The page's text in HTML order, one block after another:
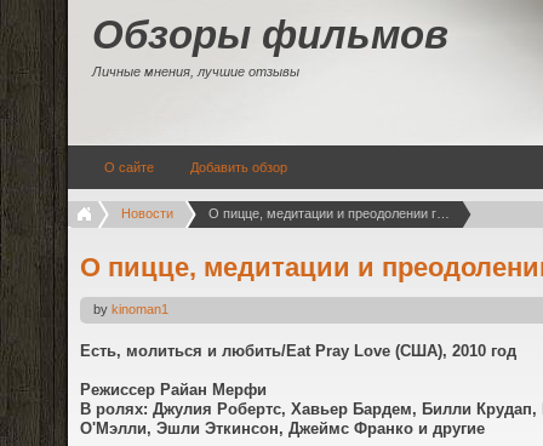
Обзоры фильмов
Личные мнения, лучшие отзывы
О сайте Добавить обзор
Новости
О пицце, медитации и
by kinoman1
Есть, молиться и любить/Eat Pray Love (США), 2010 год
Режиссер Райан Мерфи
В ролях: Джулия Робертс, Хавьер Бардем, Билли
О'Мэлли, Эшли Эткинсон, Джеймс Франко и другие